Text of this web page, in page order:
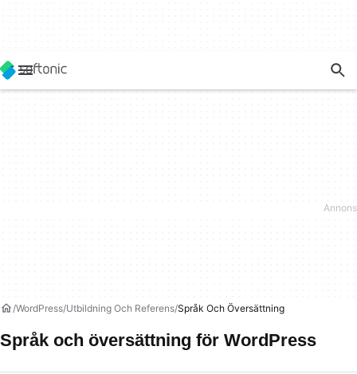
WordPress Utbildning Och Referens Språk Och Översättning
Språk och översättning för WordPress